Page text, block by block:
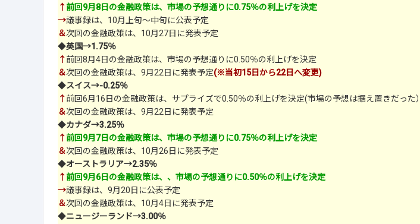
↑前回9月8日の金融政策は、市場の予想通りに0.75％の利上げを決定
→議事録は、10月上旬～中旬に公表予定
＆次回の金融政策は、10月27日に発表予定
◆英国→1.75％
↑前回8月4日の金融政策は、市場の予想通りに0.50％の利上げを決定
＆次回の金融政策は、9月22日に発表予定(※当初15日から22日へ変更)
◆スイス→-0.25％
↑前回6月16日の金融政策は、サプライズで0.50％の利上げを決定(市場の予想は据え置きだった）
＆次回の金融政策は、9月22日に発表予定
◆カナダ→3.25％
↑前回9月7日の金融政策は、市場の予想通りに0.75％の利上げを決定
＆次回の金融政策は、10月26日に発表予定
◆オーストラリア→2.35％
↑前回9月6日の金融政策は、、市場の予想通りに0.50％の利上げを決定
→議事録は、9月20日に公表予定
＆次回の金融政策は、10月4日に発表予定
◆ニュージーランド→3.00％